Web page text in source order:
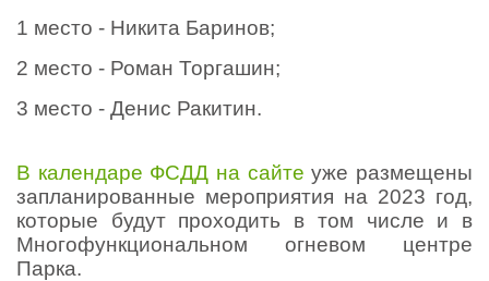
1 место - Никита Баринов;
2 место - Роман Торгашин;
3 место - Денис Ракитин.
В календаре ФСДД на сайте уже размещены
запланированные мероприятия на 2023 год,
которые будут проходить в том числе и в
Многофункциональном огневом центре
Парка.